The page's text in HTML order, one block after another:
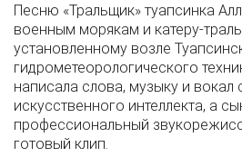
Песню «Тральщик» туапсинка
военным морякам и катеру-
установленному возле
гидрометеорологического
написала слова, музыку и
искусственного интеллекта, а
профессиональный
готовый клип.